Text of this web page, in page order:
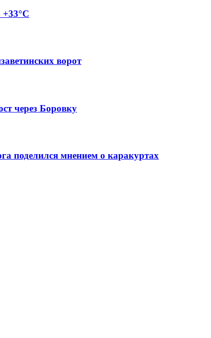
ворот
через Боровку
поделился мнением о каракуртах